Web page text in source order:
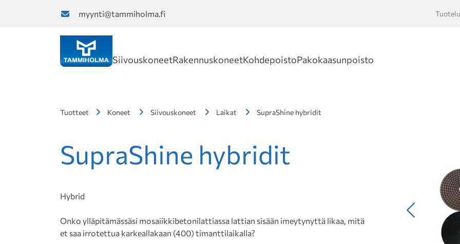
myynti@tammiholma.fi
SiivouskoneetRakennuskoneetKohdepoistoPakokaasunpoisto
Tuotteet Koneet Siivouskoneet Laikat SupraShine hybridit
SupraShine hybridit
Hybrid
Onko ylläpitämässäsi mosaiikkibetonilattiassa lattian sisään imeytynyttä likaa, mitä
et saa irrotettua karkeallakaan (400) timanttilaikalla?
Edellinen